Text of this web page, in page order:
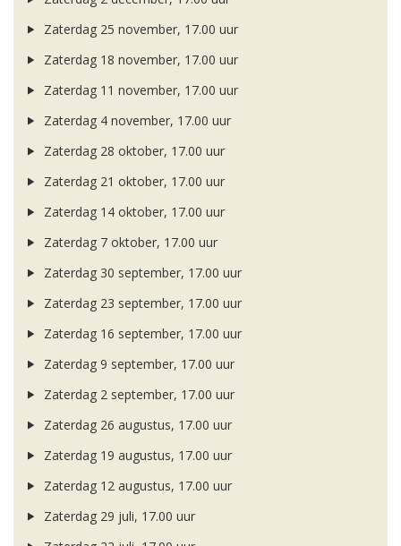
Zaterdag 25 november, 17.00 uur
Zaterdag 18 november, 17.00 uur
Zaterdag 11 november, 17.00 uur
Zaterdag 4 november, 17.00 uur
Zaterdag 28 oktober, 17.00 uur
Zaterdag 21 oktober, 17.00 uur
Zaterdag 14 oktober, 17.00 uur
Zaterdag 7 oktober, 17.00 uur
Zaterdag 30 september, 17.00 uur
Zaterdag 23 september, 17.00 uur
Zaterdag 16 september, 17.00 uur
Zaterdag 9 september, 17.00 uur
Zaterdag 2 september, 17.00 uur
Zaterdag 26 augustus, 17.00 uur
Zaterdag 19 augustus, 17.00 uur
Zaterdag 12 augustus, 17.00 uur
Zaterdag 29 juli, 17.00 uur